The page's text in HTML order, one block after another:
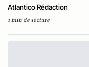
Atlantico Rédaction
1 min de lecture